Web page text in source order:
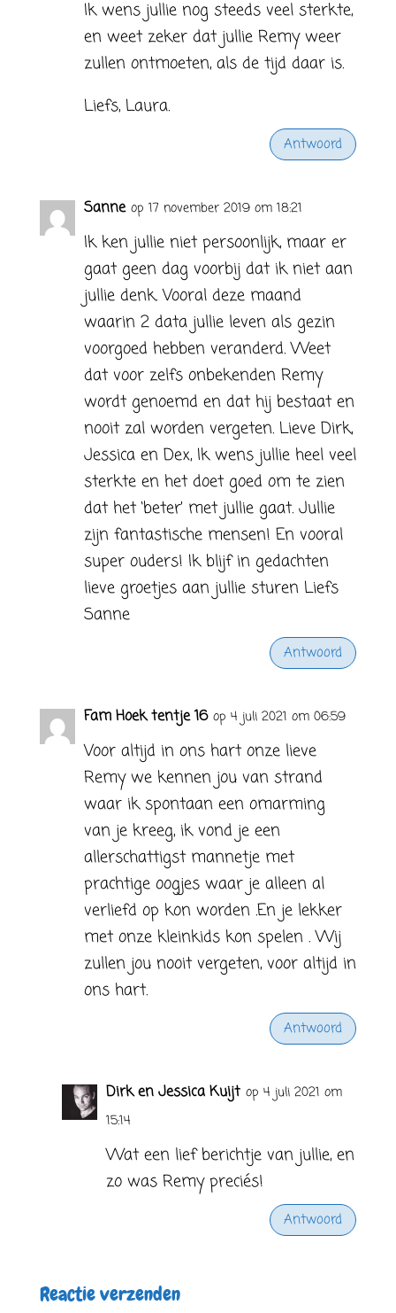
Ik wens jullie nog steeds veel sterkte,
en weet zeker dat jullie Remy weer
zullen ontmoeten, als de tijd daar is.
Liefs, Laura.
Antwoord
Sanne op 17 november 2019 om 18:21
Ik ken jullie niet persoonlijk, maar er
gaat geen dag voorbij dat ik niet aan
jullie denk. Vooral deze maand
waarin 2 data jullie leven als gezin
voorgoed hebben veranderd. Weet
dat voor zelfs onbekenden Remy
wordt genoemd en dat hij bestaat en
nooit zal worden vergeten. Lieve Dirk,
Jessica en Dex, Ik wens jullie heel veel
sterkte en het doet goed om te zien
dat het ‘beter’ met jullie gaat. Jullie
zijn fantastische mensen! En vooral
super ouders! Ik blijf in gedachten
lieve groetjes aan jullie sturen Liefs
Sanne
Antwoord
Fam Hoek tentje 16 op 4 juli 2021 om 06:59
Voor altijd in ons hart onze lieve
Remy we kennen jou van strand
waar ik spontaan een omarming
van je kreeg, ik vond je een
allerschattigst mannetje met
prachtige oogjes waar je alleen al
verliefd op kon worden .En je lekker
met onze kleinkids kon spelen . Wij
zullen jou nooit vergeten, voor altijd in
ons hart.
Antwoord
Dirk en Jessica Kuijt op 4 juli 2021 om
15:14
Wat een lief berichtje van jullie, en
zo was Remy preciés!
Antwoord
Reactie verzenden